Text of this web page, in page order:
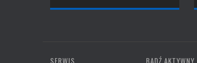
SERWIS BĄDŹ AKTYWNY